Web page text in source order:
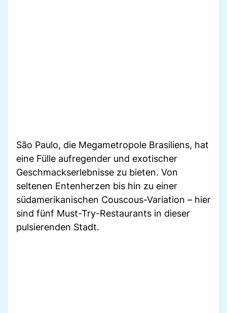
São Paulo, die Megametropole Brasiliens, hat
eine Fülle aufregender und exotischer
Geschmackserlebnisse zu bieten. Von
seltenen Entenherzen bis hin zu einer
südamerikanischen Couscous-Variation – hier
sind fünf Must-Try-Restaurants in dieser
pulsierenden Stadt.